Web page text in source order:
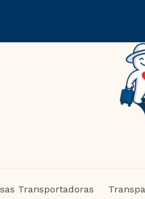
Transportadoras